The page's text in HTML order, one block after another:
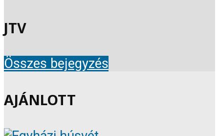
JTV
Összes bejegyzés
AJÁNLOTT